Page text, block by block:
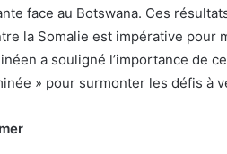
face au Botswana. Ces
la Somalie est impérative pour
a souligné l’importance de
» pour surmonter les défis à